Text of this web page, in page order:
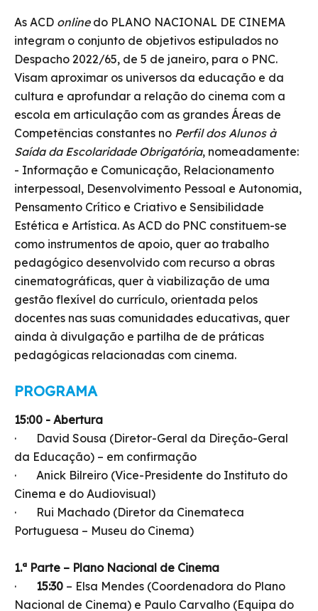
As ACD online do PLANO NACIONAL DE CINEMA
integram o conjunto de objetivos estipulados no
Despacho 2022/65, de 5 de janeiro, para o PNC.
Visam aproximar os universos da educação e da
cultura e aprofundar a relação do cinema com a
escola em articulação com as grandes Áreas de
Competências constantes no Perfil dos Alunos à
Saída da Escolaridade Obrigatória, nomeadamente:
- Informação e Comunicação, Relacionamento
interpessoal, Desenvolvimento Pessoal e Autonomia,
Pensamento Crítico e Criativo e Sensibilidade
Estética e Artística. As ACD do PNC constituem-se
como instrumentos de apoio, quer ao trabalho
pedagógico desenvolvido com recurso a obras
cinematográficas, quer à viabilização de uma
gestão flexível do currículo, orientada pelos
docentes nas suas comunidades educativas, quer
ainda à divulgação e partilha de de práticas
pedagógicas relacionadas com cinema.
PROGRAMA
15:00 - Abertura
· David Sousa (Diretor-Geral da Direção-Geral
da Educação) – em confirmação
· Anick Bilreiro (Vice-Presidente do Instituto do
Cinema e do Audiovisual)
· Rui Machado (Diretor da Cinemateca
Portuguesa – Museu do Cinema)
1.ª Parte – Plano Nacional de Cinema
· 15:30 – Elsa Mendes (Coordenadora do Plano
Nacional de Cinema) e Paulo Carvalho (Equipa do